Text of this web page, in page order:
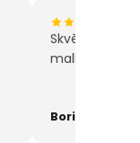
Skvělá volba
malbě.
Boris